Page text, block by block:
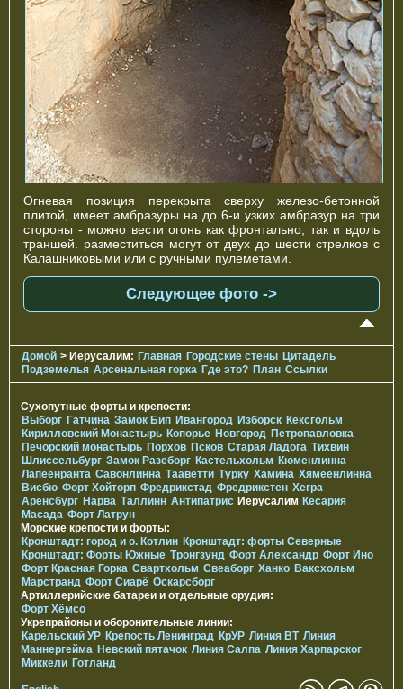
Огневая позиция перекрыта сверху железо-бетонной
плитой, имеет амбразуры на до 6-и узких амбразур на три
стороны - можно вести огонь как фронтально, так и вдоль
траншей. разместиться могут от двух до шести стрелков с
Калашниковыми или с ручными пулеметами.
Следующее фото ->
Домой > Иерусалим: Главная Городские стены Цитадель
Подземелья Арсенальная горка Где это? План Ссылки
Сухопутные форты и крепости:
Выборг Гатчина Замок Бип Ивангород Изборск Кексгольм
Кирилловский Монастырь Копорье Новгород Петропавловка
Печорcкий монастырь Порхов Псков Старая Ладога Тихвин
Шлиссельбург Замок Разеборг Кастельхольм Кюменлинна
Лапеенранта Савонлинна Тааветти Турку Хамина Хямеенлинна
Висбю Форт Хойторп Фредрикстад Фредрикстен Хегра
Аренсбург Нарва Таллинн Антипатрис Иерусалим Кесария
Масада Форт Латрун
Морские крепости и форты:
Кронштадт: город и о. Котлин Кронштадт: форты Северные
Кронштадт: Форты Южные Тронгзунд Форт Александр Форт Ино
Форт Красная Горка Свартхольм Свеаборг Ханко Ваксхольм
Марстранд Форт Сиарё Оскарсборг
Артиллерийские батареи и отдельные орудия:
Форт Хёмсо
Укрепрайоны и оборонительные линии:
Карельский УР Крепость Ленинград КрУР Линия ВТ Линия
Маннергейма Невский пятачок Линия Салпа Линия Харпарског
Миккели Готланд